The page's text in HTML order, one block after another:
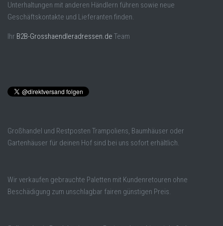
Unterhaltungen mit anderen Händlern führen sowie neue
Geschäftskontakte und Lieferanten finden.
Ihr B2B-Grosshaendleradressen.de Team
Großhandel und Restposten Trampoliens, Baumhäuser oder
Gartenhäuser für deinen Hof sind bei uns sofort erhältlich.
Wir verkaufen gebrauchte Paletten mit Kundenretouren ohne
Beschädigung zum unschlagbar fairen günstigen Preis.